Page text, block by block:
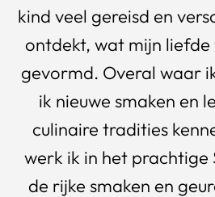
kind veel gereisd en
ontdekt, wat mijn
gevormd. Overal waar
ik nieuwe smaken en
culinaire tradities
werk ik in het prachtige
de rijke smaken en